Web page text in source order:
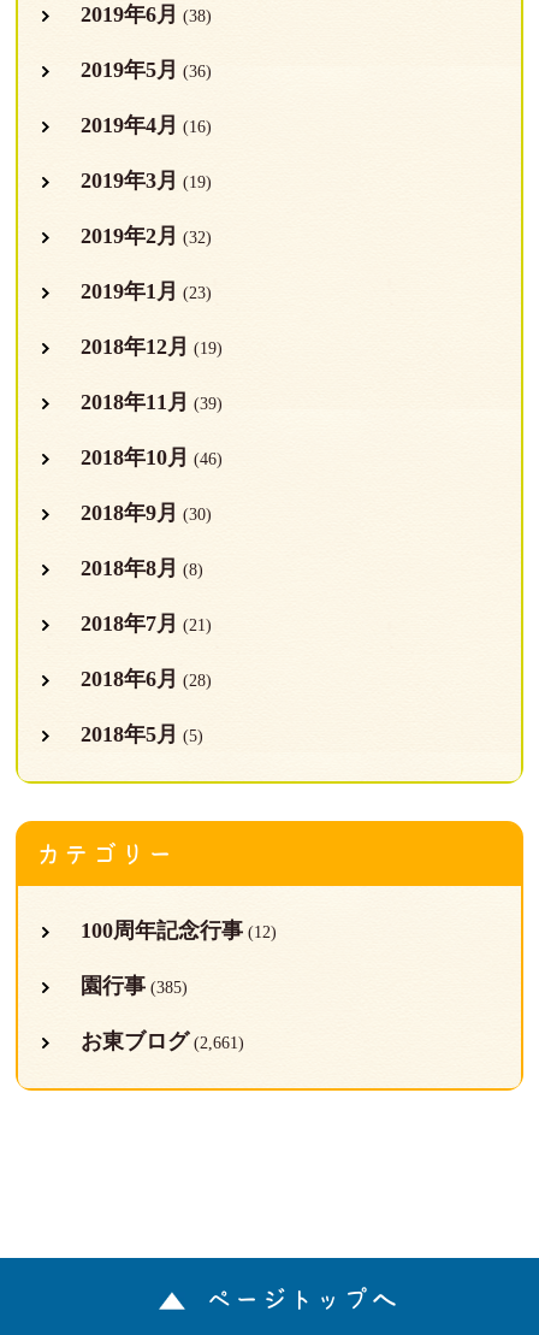
2019年6月 (38)
2019年5月 (36)
2019年4月 (16)
2019年3月 (19)
2019年2月 (32)
2019年1月 (23)
2018年12月 (19)
2018年11月 (39)
2018年10月 (46)
2018年9月 (30)
2018年8月 (8)
2018年7月 (21)
2018年6月 (28)
2018年5月 (5)
カテゴリー
100周年記念行事(12)
園行事(385)
お東ブログ (2,661)
ページトップへ